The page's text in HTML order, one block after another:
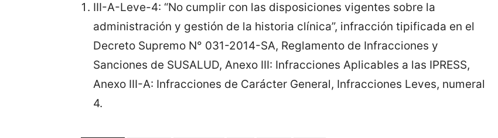
III-A-Leve-4: “No cumplir con las disposiciones vigentes sobre la
administración y gestión de la historia clínica”, infracción tipificada en el
Decreto Supremo N° 031-2014-SA, Reglamento de Infracciones y
Sanciones de SUSALUD, Anexo III: Infracciones Aplicables a las IPRESS,
Anexo III-A: Infracciones de Carácter General, Infracciones Leves, numeral
4.